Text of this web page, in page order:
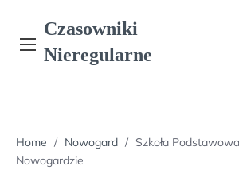
content
Czasowniki
Nieregularne
Home / Nowogard / Szkoła
Nowogardzie